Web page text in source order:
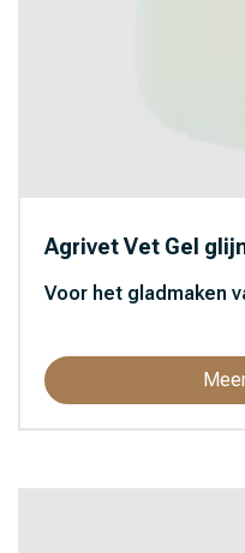
Agrivet Vet Gel
Voor het gladmaken